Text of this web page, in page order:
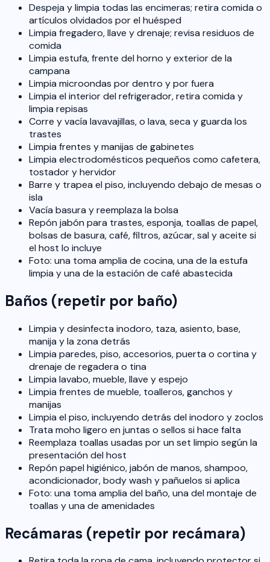
Despeja y limpia todas las encimeras; retira comida o
artículos olvidados por el huésped
Limpia fregadero, llave y drenaje; revisa residuos de
comida
Limpia estufa, frente del horno y exterior de la
campana
Limpia microondas por dentro y por fuera
Limpia el interior del refrigerador, retira comida y
limpia repisas
Corre y vacía lavavajillas, o lava, seca y guarda los
trastes
Limpia frentes y manijas de gabinetes
Limpia electrodomésticos pequeños como cafetera,
tostador y hervidor
Barre y trapea el piso, incluyendo debajo de mesas o
isla
Vacía basura y reemplaza la bolsa
Repón jabón para trastes, esponja, toallas de papel,
bolsas de basura, café, filtros, azúcar, sal y aceite si
el host lo incluye
Foto: una toma amplia de cocina, una de la estufa
limpia y una de la estación de café abastecida
Baños (repetir por baño)
Limpia y desinfecta inodoro, taza, asiento, base,
manija y la zona detrás
Limpia paredes, piso, accesorios, puerta o cortina y
drenaje de regadera o tina
Limpia lavabo, mueble, llave y espejo
Limpia frentes de mueble, toalleros, ganchos y
manijas
Limpia el piso, incluyendo detrás del inodoro y zoclos
Trata moho ligero en juntas o sellos si hace falta
Reemplaza toallas usadas por un set limpio según la
presentación del host
Repón papel higiénico, jabón de manos, shampoo,
acondicionador, body wash y pañuelos si aplica
Foto: una toma amplia del baño, una del montaje de
toallas y una de amenidades
Recámaras (repetir por recámara)